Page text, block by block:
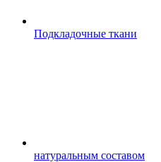
Подкладочные ткани
натуральным составом